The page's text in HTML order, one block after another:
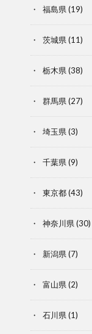
福島県(19)
茨城県(11)
栃木県(38)
群馬県(27)
埼玉県(3)
千葉県(9)
東京都(43)
神奈川県(30)
新潟県(7)
富山県(2)
石川県(1)